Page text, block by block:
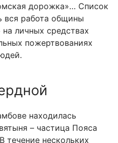
дорожка»… Список
вся работа общины
личных средствах
пожертвованиях
находилась
– частица Пояса
течение нескольких